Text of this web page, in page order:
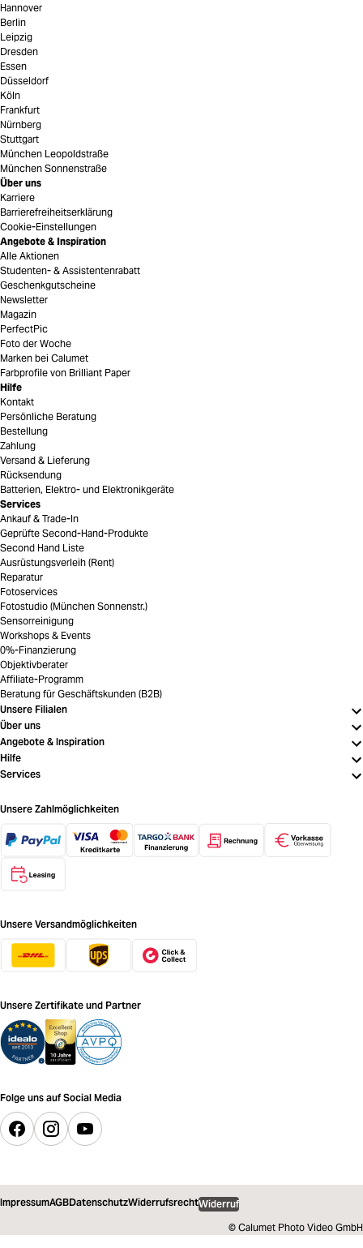
Hannover
Berlin
Leipzig
Dresden
Essen
Düsseldorf
Köln
Frankfurt
Nürnberg
Stuttgart
München Leopoldstraße
München Sonnenstraße
Über uns
Karriere
Barrierefreiheitserklärung
Cookie-Einstellungen
Angebote & Inspiration
Alle Aktionen
Studenten- & Assistentenrabatt
Geschenkgutscheine
Newsletter
Magazin
PerfectPic
Foto der Woche
Marken bei Calumet
Farbprofile von Brilliant Paper
Hilfe
Kontakt
Persönliche Beratung
Bestellung
Zahlung
Versand & Lieferung
Rücksendung
Batterien, Elektro- und Elektronikgeräte
Services
Ankauf & Trade-In
Geprüfte Second-Hand-Produkte
Second Hand Liste
Ausrüstungsverleih (Rent)
Reparatur
Fotoservices
Fotostudio (München Sonnenstr.)
Sensorreinigung
Workshops & Events
0%-Finanzierung
Objektivberater
Affiliate-Programm
Beratung für Geschäftskunden (B2B)
Unsere Filialen
Über uns
Angebote & Inspiration
Hilfe
Services
Unsere Zahlmöglichkeiten
Unsere Versandmöglichkeiten
Unsere Zertifikate und Partner
Folge uns auf Social Media
ImpressumAGBDatenschutzWiderrufsrechtWiderruf
© Calumet Photo Video GmbH